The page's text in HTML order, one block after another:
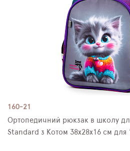
160-21
Ортопедичний рюкзак в школу
Standard з Котом 38х28х16 см для